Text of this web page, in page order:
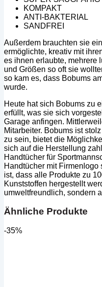
KOMPAKT
ANTI-BAKTERIAL
SANDFREI
Außerdem brauchten sie
ermöglichte, kreativ mit
es ihnen erlaubte, mehrere
und Größen so oft sie
so kam es, dass Bobums
wurde.
Heute hat sich Bobums zu
erfüllt, was sie sich
Garage anfingen.
Mitarbeiter. Bobums ist
zu sein, bietet die
sich auf die Herstellung
Handtücher für
Handtücher mit
ist, dass alle Produkte zu
Kunststoffen hergestellt
umweltfreundlich, sondern
Ähnliche Produkte
-35%